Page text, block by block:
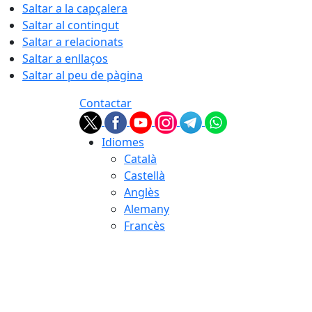
Saltar a la capçalera
Saltar al contingut
Saltar a relacionats
Saltar a enllaços
Saltar al peu de pàgina
Contactar
Idiomes
Català
Castellà
Anglès
Alemany
Francès